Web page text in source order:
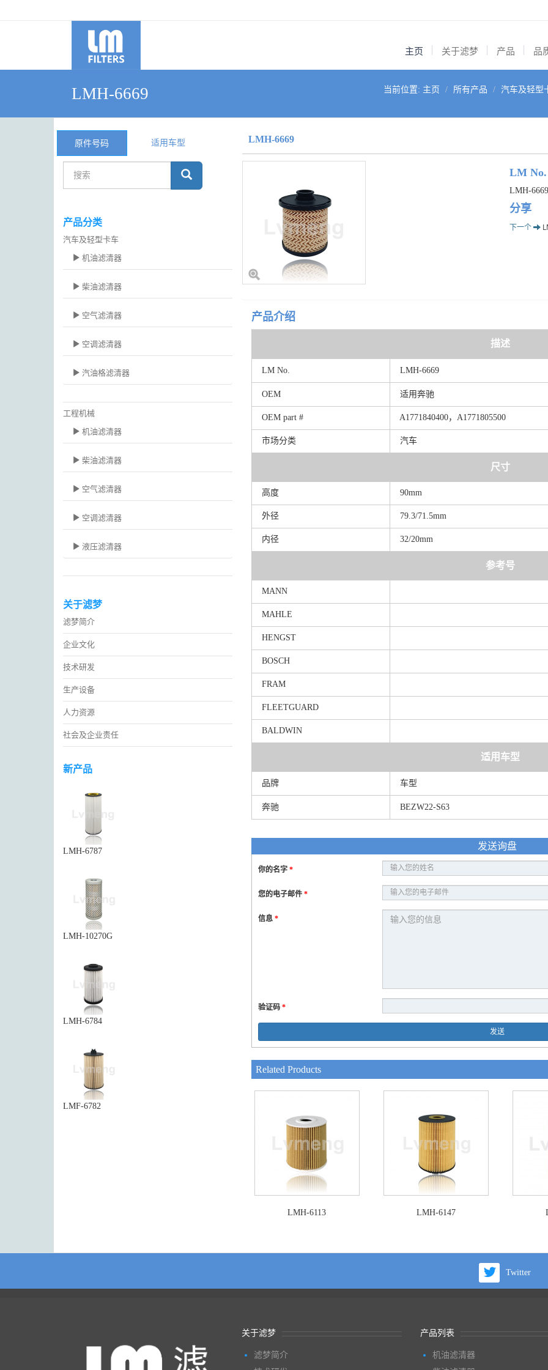
主页 关于滤梦 产品 品
LMH-6669 当前位置: 主页 所有产品 汽车及轻型
原件号码 适用车型
产品分类
汽车及轻型卡车
机油滤清器
柴油滤清器
空气滤清器
空调滤清器
汽油格滤清器
工程机械
机油滤清器
柴油滤清器
空气滤清器
空调滤清器
液压滤清器
关于滤梦
滤梦简介
企业文化
技术研发
生产设备
人力资源
社会及企业责任
新产品
LMH-6787
LMH-10270G
LMH-6784
LMF-6782
LMH-6669
LM No.
LMH-6669
分享
下一个
产品介绍
描述
LM No. LMH-6669
OEM 适用奔驰
OEM part # A1771840400，A1771805500
市场分类 汽车
尺寸
高度 90mm
外径 79.3/71.5mm
内径 32/20mm
参考号
MANN
MAHLE
HENGST
BOSCH
FRAM
FLEETGUARD
BALDWIN
适用车型
品牌 车型
奔驰 BEZW22-S63
发送询盘
你的名字 *
您的电子邮件 *
信息 *
验证码 *
发送
Related Products
LMH-6113 LMH-6147
Twitter
关于滤梦
滤梦简介
产品列表
机油滤清器